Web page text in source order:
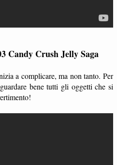
Candy Crush Jelly Saga
a complicare, ma non tanto. Per
bene tutti gli oggetti che si